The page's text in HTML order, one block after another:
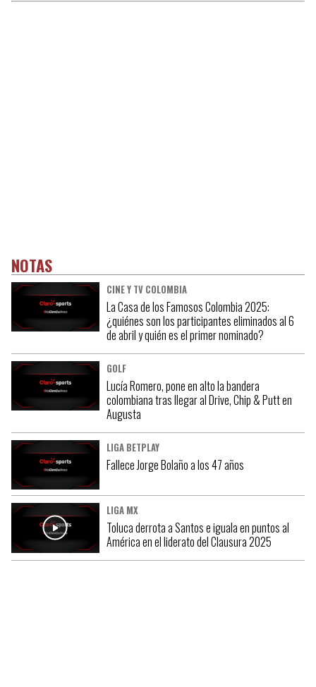
NOTAS
CINE Y TV COLOMBIA
La Casa de los Famosos Colombia 2025:
¿quiénes son los participantes eliminados al 6
de abril y quién es el primer nominado?
GOLF
Lucía Romero, pone en alto la bandera
colombiana tras llegar al Drive, Chip & Putt en
Augusta
LIGA BETPLAY
Fallece Jorge Bolaño a los 47 años
LIGA MX
Toluca derrota a Santos e iguala en puntos al
América en el liderato del Clausura 2025